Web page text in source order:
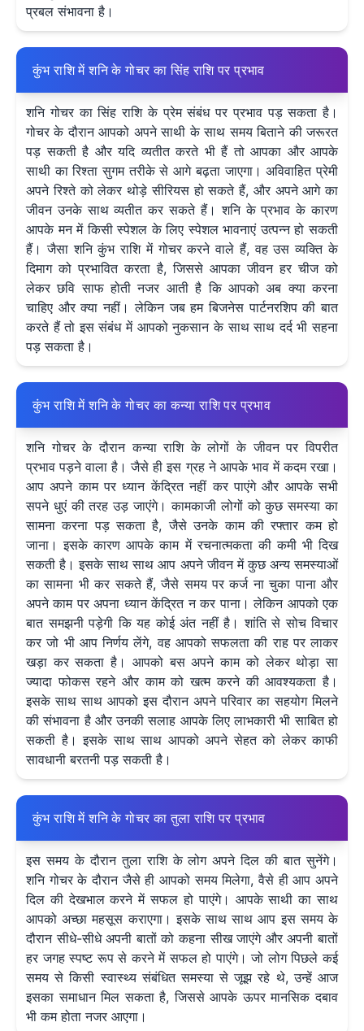
प्रबल संभावना है।
कुंभ राशि में शनि के गोचर का सिंह राशि पर प्रभाव
शनि गोचर का सिंह राशि के प्रेम संबंध पर प्रभाव पड़ सकता है।
गोचर के दौरान आपको अपने साथी के साथ समय बिताने की जरूरत
पड़ सकती है और यदि व्यतीत करते भी हैं तो आपका और आपके
साथी का रिश्ता सुगम तरीके से आगे बढ़ता जाएगा। अविवाहित प्रेमी
अपने रिश्ते को लेकर थोड़े सीरियस हो सकते हैं, और अपने आगे का
जीवन उनके साथ व्यतीत कर सकते हैं। शनि के प्रभाव के कारण
आपके मन में किसी स्पेशल के लिए स्पेशल भावनाएं उत्पन्न हो सकती
हैं। जैसा शनि कुंभ राशि में गोचर करने वाले हैं, वह उस व्यक्ति के
दिमाग को प्रभावित करता है, जिससे आपका जीवन हर चीज को
लेकर छवि साफ होती नजर आती है कि आपको अब क्या करना
चाहिए और क्या नहीं। लेकिन जब हम बिजनेस पार्टनरशिप की बात
करते हैं तो इस संबंध में आपको नुकसान के साथ साथ दर्द भी सहना
पड़ सकता है।
कुंभ राशि में शनि के गोचर का कन्या राशि पर प्रभाव
शनि गोचर के दौरान कन्या राशि के लोगों के जीवन पर विपरीत
प्रभाव पड़ने वाला है। जैसे ही इस ग्रह ने आपके भाव में कदम रखा।
आप अपने काम पर ध्यान केंद्रित नहीं कर पाएंगे और आपके सभी
सपने धुएं की तरह उड़ जाएंगे। कामकाजी लोगों को कुछ समस्या का
सामना करना पड़ सकता है, जैसे उनके काम की रफ्तार कम हो
जाना। इसके कारण आपके काम में रचनात्मकता की कमी भी दिख
सकती है। इसके साथ साथ आप अपने जीवन में कुछ अन्य समस्याओं
का सामना भी कर सकते हैं, जैसे समय पर कर्ज ना चुका पाना और
अपने काम पर अपना ध्यान केंद्रित न कर पाना। लेकिन आपको एक
बात समझनी पड़ेगी कि यह कोई अंत नहीं है। शांति से सोच विचार
कर जो भी आप निर्णय लेंगे, वह आपको सफलता की राह पर लाकर
खड़ा कर सकता है। आपको बस अपने काम को लेकर थोड़ा सा
ज्यादा फोकस रहने और काम को खत्म करने की आवश्यकता है।
इसके साथ साथ आपको इस दौरान अपने परिवार का सहयोग मिलने
की संभावना है और उनकी सलाह आपके लिए लाभकारी भी साबित हो
सकती है। इसके साथ साथ आपको अपने सेहत को लेकर काफी
सावधानी बरतनी पड़ सकती है।
कुंभ राशि में शनि के गोचर का तुला राशि पर प्रभाव
इस समय के दौरान तुला राशि के लोग अपने दिल की बात सुनेंगे।
शनि गोचर के दौरान जैसे ही आपको समय मिलेगा, वैसे ही आप अपने
दिल की देखभाल करने में सफल हो पाएंगे। आपके साथी का साथ
आपको अच्छा महसूस कराएगा। इसके साथ साथ आप इस समय के
दौरान सीधे-सीधे अपनी बातों को कहना सीख जाएंगे और अपनी बातों
हर जगह स्पष्ट रूप से करने में सफल हो पाएंगे। जो लोग पिछले कई
समय से किसी स्वास्थ्य संबंधित समस्या से जूझ रहे थे, उन्हें आज
इसका समाधान मिल सकता है, जिससे आपके ऊपर मानसिक दबाव
भी कम होता नजर आएगा।